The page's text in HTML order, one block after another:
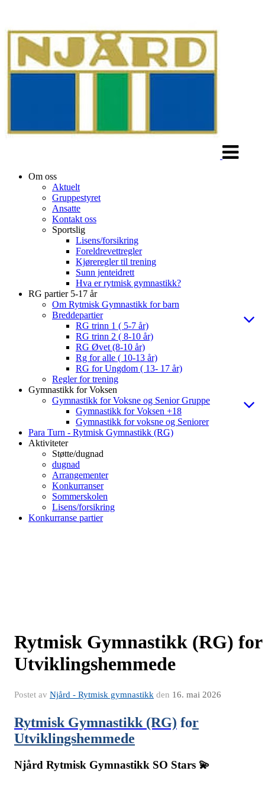
Om oss
Aktuelt
Gruppestyret
Ansatte
Kontakt oss
Sportslig
Lisens/forsikring
Foreldrevettregler
Kjøreregler til trening
Sunn jenteidrett
Hva er rytmisk gymnastikk?
RG partier 5-17 år
Om Rytmisk Gymnastikk for barn
Breddepartier
RG trinn 1 ( 5-7 år)
RG trinn 2 ( 8-10 år)
RG Øvet (8-10 år)
Rg for alle ( 10-13 år)
RG for Ungdom ( 13- 17 år)
Regler for trening
Gymnastikk for Voksen
Gymnastikk for Voksne og Senior Gruppe
Gymnastikk for Voksen +18
Gymnastikk for voksne og Seniorer
Para Turn - Rytmisk Gymnastikk (RG)
Aktiviteter
Støtte/dugnad
dugnad
Arrangementer
Konkurranser
Sommerskolen
Lisens/forsikring
Konkurranse partier
Rytmisk Gymnastikk (RG) for
Utviklingshemmede
Postet av Njård - Rytmisk gymnastikk den 16. mai 2026
Rytmisk Gymnastikk (RG) for
Utviklingshemmede
Njård Rytmisk Gymnastikk SO Stars 💫